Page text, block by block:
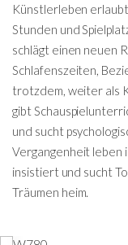
Künstlerleben
Stunden und
schlägt einen neuen
Schlafenszeiten,
trotzdem, weiter als
gibt
und sucht
Vergangenheit leben
insistiert und sucht
Träumen heim.